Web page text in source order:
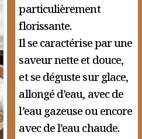
particulièrement
florissante.
Il se caractérise par une
saveur nette et douce,
et se déguste sur glace,
allongé d’eau, avec de
l’eau gazeuse ou encore
avec de l’eau chaude.